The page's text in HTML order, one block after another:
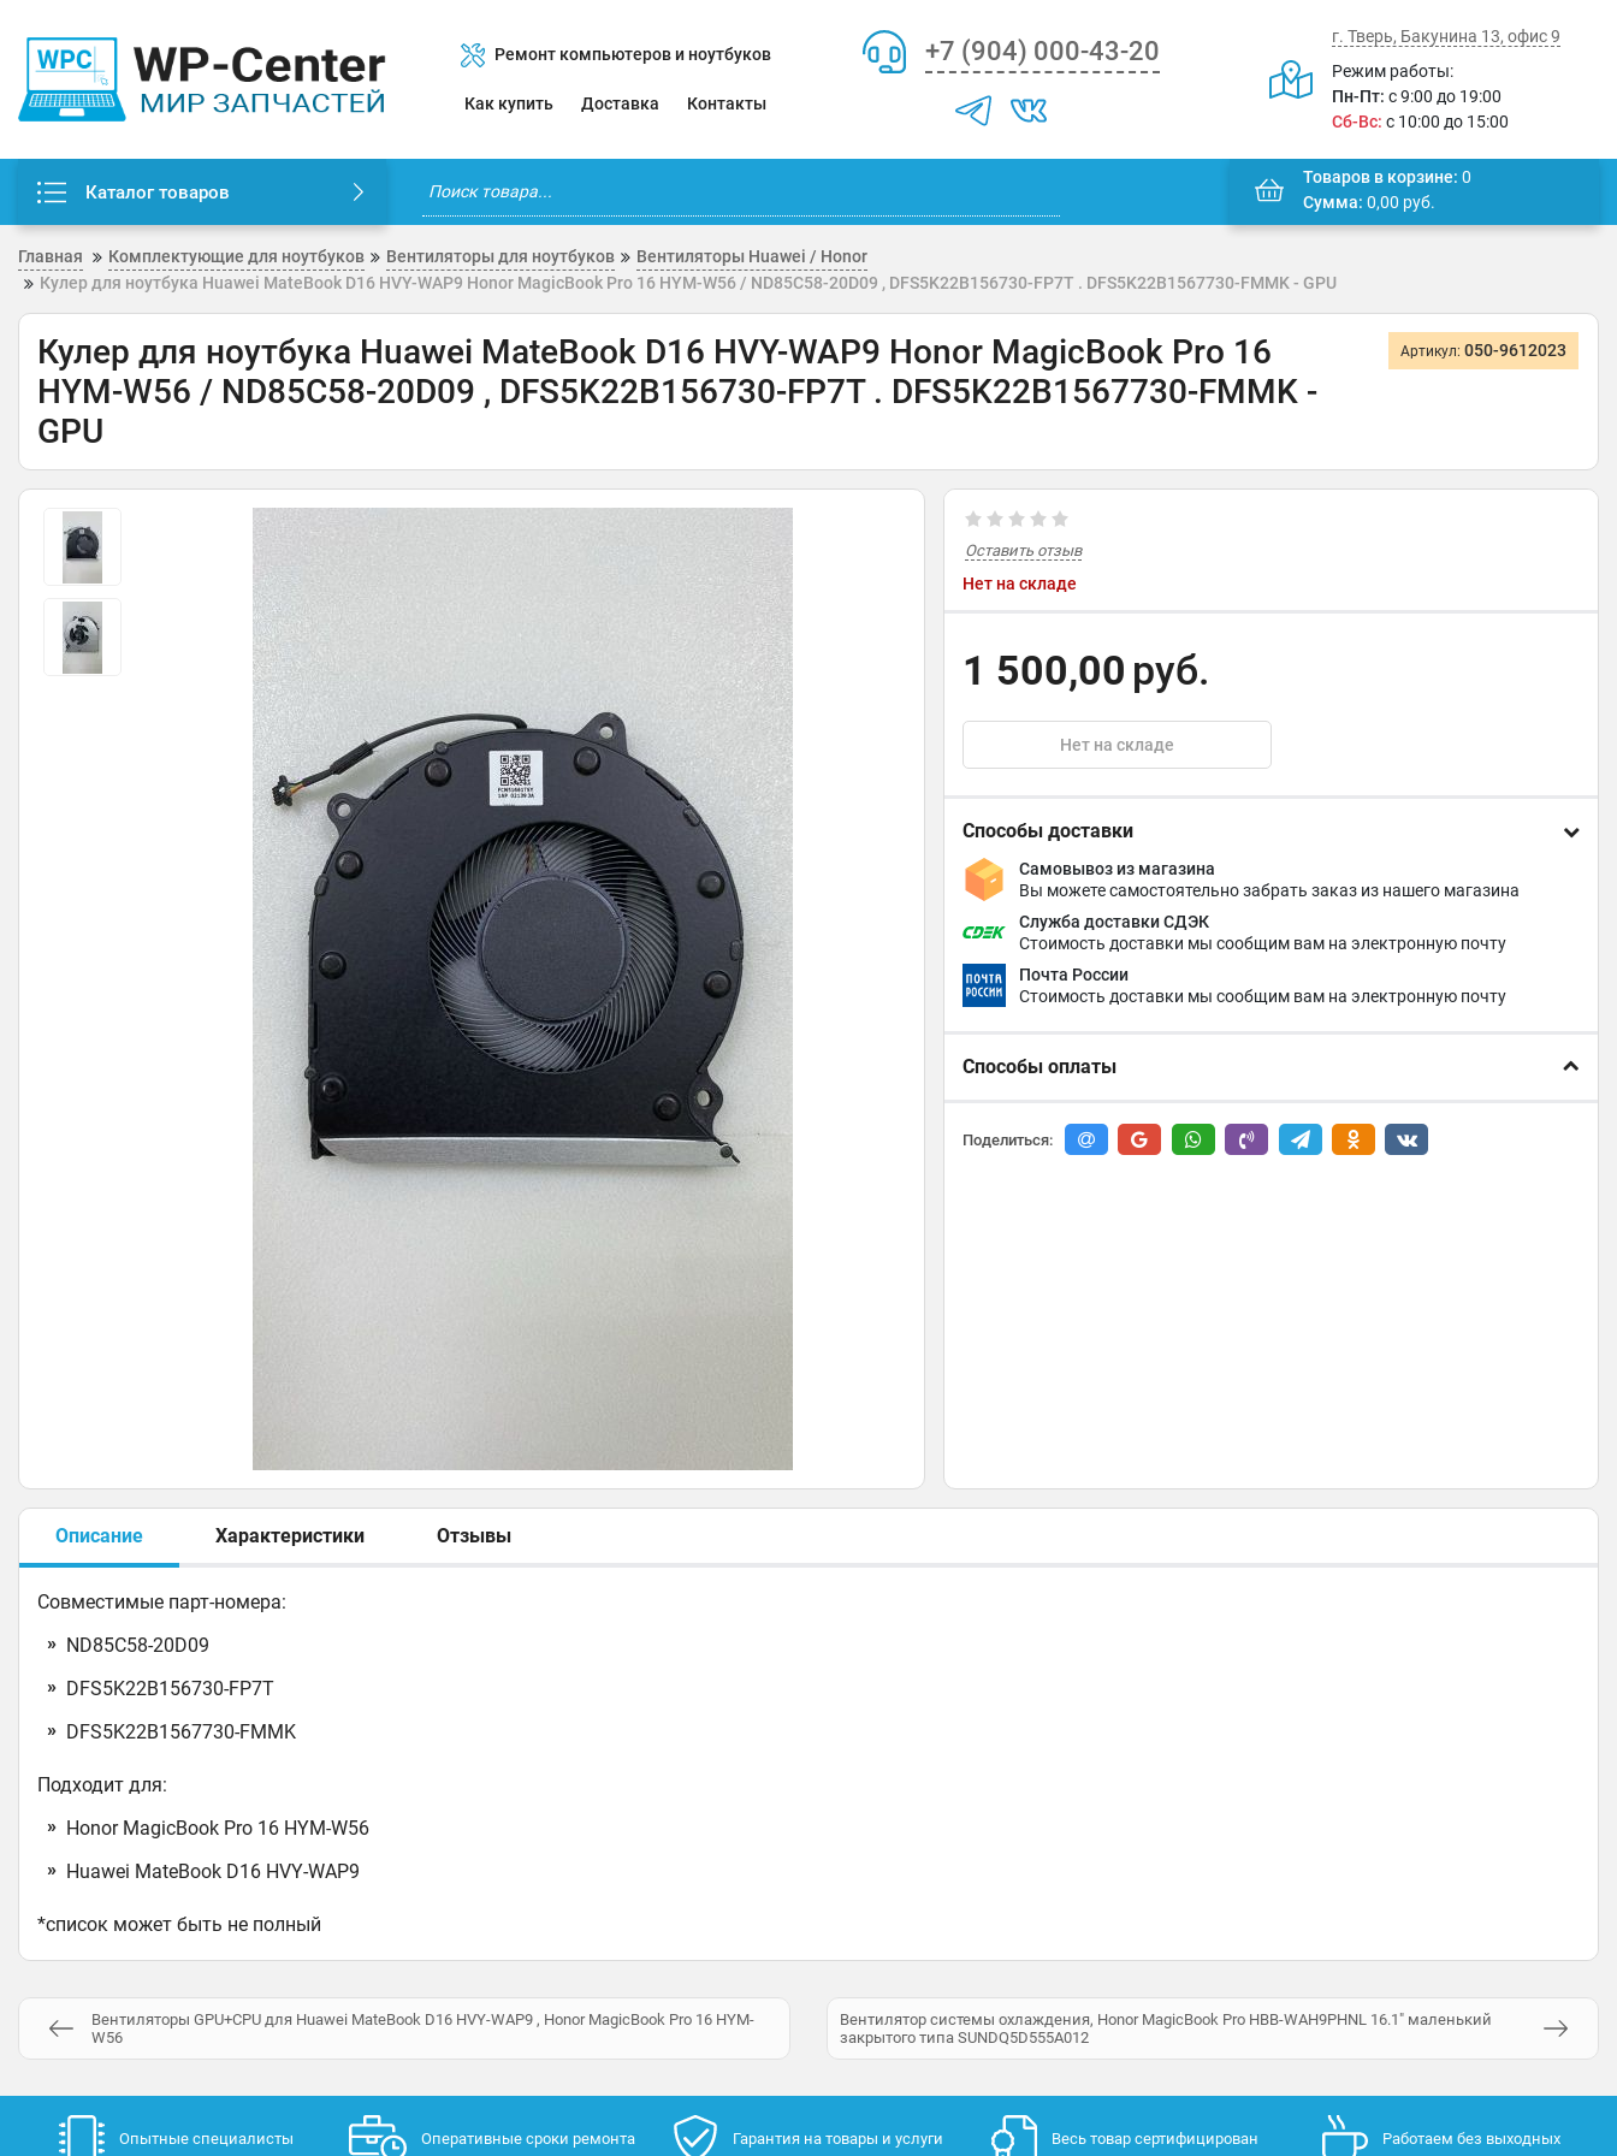
Ремонт компьютеров и ноутбуков
Как купить Доставка Контакты
+7 (904) 000-43-20
г. Тверь, Бакунина 13, офис 9
Режим работы:
Пн-Пт: с 9:00 до 19:00
Сб-Вс: с 10:00 до 15:00
Каталог товаров
Товаров в корзине: 0
Сумма: 0,00 руб.
Главная Комплектующие для ноутбуков Вентиляторы для ноутбуков
Вентиляторы Huawei / Honor
Кулер для ноутбука Huawei MateBook D16 HVY-WAP9 Honor MagicBook Pro 16 HYM-W56 / ND85C58-20D09 , DFS5K22B156730-FP7T . DFS5K22B1567730-FMMK - GPU
Кулер для ноутбука Huawei MateBook D16 HVY-WAP9 Honor MagicBook Pro 16
HYM-W56 / ND85C58-20D09 , DFS5K22B156730-FP7T . DFS5K22B1567730-FMMK -
GPU
Артикул: 050-9612023
Оставить отзыв
Нет на складе
1 500,00 руб.
Нет на складе
Способы доставки
Самовывоз из магазина
Вы можете самостоятельно забрать заказ из нашего магазина
Служба доставки СДЭК
Стоимость доставки мы сообщим вам на электронную почту
Почта России
Стоимость доставки мы сообщим вам на электронную почту
Способы оплаты
Поделиться:
Описание Характеристики Отзывы
Совместимые парт-номера:
ND85C58-20D09
DFS5K22B156730-FP7T
DFS5K22B1567730-FMMK
Подходит для:
Honor MagicBook Pro 16 HYM-W56
Huawei MateBook D16 HVY-WAP9
*список может быть не полный
Вентиляторы GPU+CPU для Huawei MateBook D16 HVY-WAP9 , Honor MagicBook Pro 16 HYM-
W56
Вентилятор системы охлаждения, Honor MagicBook Pro HBB-WAH9PHNL 16.1" маленький
закрытого типа SUNDQ5D555A012
Опытные специалисты Оперативные сроки ремонта Гарантия на товары и услуги Весь товар сертифицирован Работаем без выходных